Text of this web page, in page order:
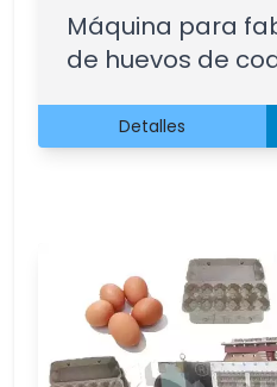
Máquina para
de huevos de
Detalles